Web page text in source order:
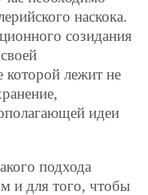
наскока.
созидания
лежит не
идеи
подхода
и для того, чтобы